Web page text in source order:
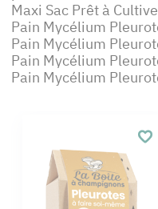
Maxi Sac Prêt à
Pain Mycélium
Pain Mycélium
Pain Mycélium
Pain Mycélium